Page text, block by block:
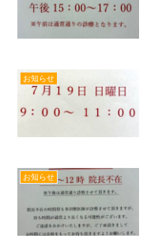
お知らせ
お知らせ